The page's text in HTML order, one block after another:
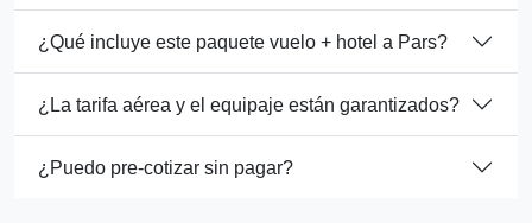
¿Qué incluye este paquete vuelo + hotel a Pars?
¿La tarifa aérea y el equipaje están garantizados?
¿Puedo pre-cotizar sin pagar?